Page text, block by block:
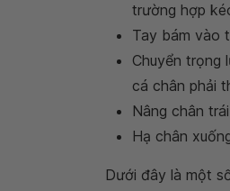
trường hợp
Tay bám vào
Chuyển trọng
cá chân phải
Nâng chân
Hạ chân
Dưới đây là một